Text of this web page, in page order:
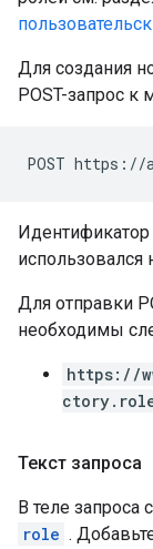
Для создания
POST-запрос к
Идентификатор
использовался
Для отправки
необходимы
https://
Текст запроса
В теле запроса
role .